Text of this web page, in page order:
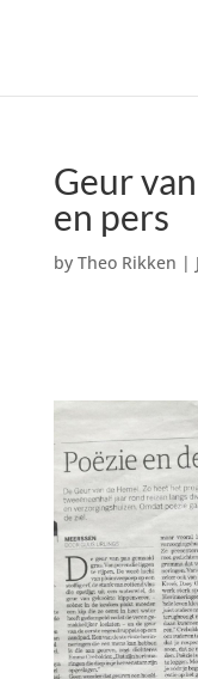
Geur
en pers
by Theo Rikken |